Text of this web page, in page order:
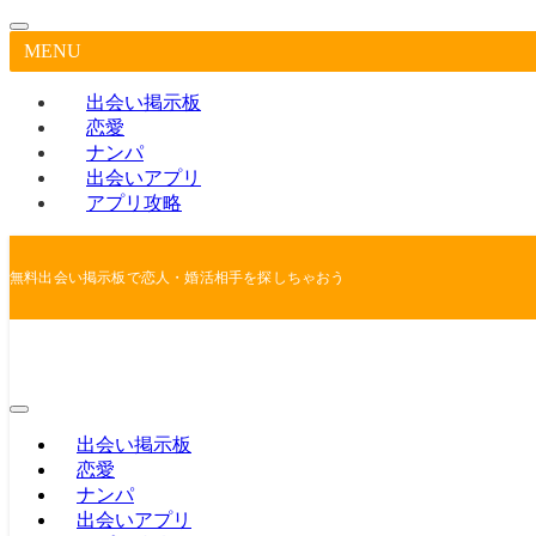
MENU
出会い掲示板
恋愛
ナンパ
出会いアプリ
アプリ攻略
無料出会い掲示板で恋人・婚活相手を探しちゃおう
出会い掲示板
恋愛
ナンパ
出会いアプリ